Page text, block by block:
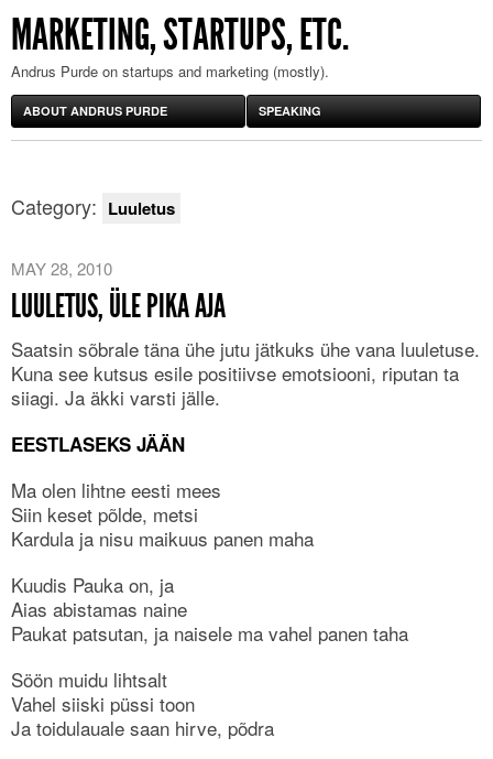
MARKETING, STARTUPS, ETC.
Andrus Purde on startups and marketing (mostly).
ABOUT ANDRUS PURDE SPEAKING
Category: Luuletus
MAY 28, 2010
LUULETUS, ÜLE PIKA AJA
Saatsin sõbrale täna ühe jutu jätkuks ühe vana luuletuse.
Kuna see kutsus esile positiivse emotsiooni, riputan ta
siiagi. Ja äkki varsti jälle.
EESTLASEKS JÄÄN
Ma olen lihtne eesti mees
Siin keset põlde, metsi
Kardula ja nisu maikuus panen maha
Kuudis Pauka on, ja
Aias abistamas naine
Paukat patsutan, ja naisele ma vahel panen taha
Söön muidu lihtsalt
Vahel siiski püssi toon
Ja toidulauale saan hirve, põdra